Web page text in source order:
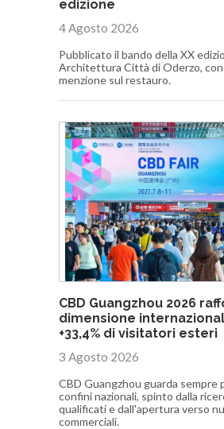
edizione
4 Agosto 2026
Pubblicato il bando della XX
Architettura Città di Oderzo, con
menzione sul restauro.
CBD Guangzhou 2026
dimensione
+33,4% di visitatori esteri
3 Agosto 2026
CBD Guangzhou guarda sempre
confini nazionali, spinto dalla
qualificati e dall'apertura verso
commerciali.